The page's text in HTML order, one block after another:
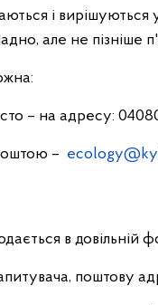
і вирішуються
але не пізніше
– на адресу: 04080,
–
в довільній